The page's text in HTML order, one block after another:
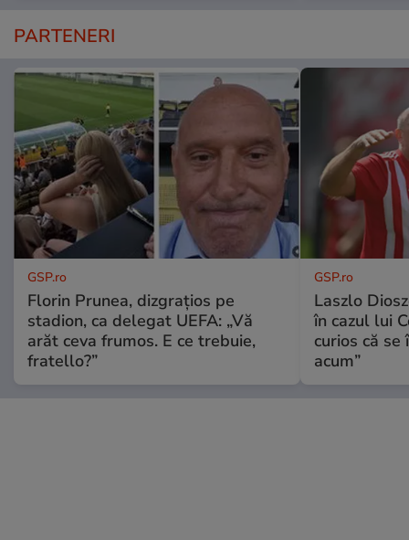
PARTENERI
GSP.ro
Florin Prunea, dizgrațios pe
stadion, ca delegat UEFA: „Vă
arăt ceva frumos. E ce trebuie,
fratello?”
GSP.ro
Laszlo
în cazul lui
curios că
acum”